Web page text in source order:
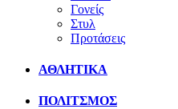
Γονείς
Στυλ
Προτάσεις
ΑΘΛΗΤΙΚΑ
ΠΟΛΙΤΣΜΟΣ